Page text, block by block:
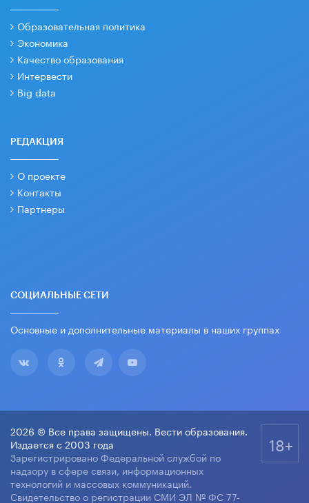
Образовательная политика
Экономика
Качество образования
Интервести
Big data
РЕДАКЦИЯ
О проекте
Контакты
Партнеры
СОЦИАЛЬНЫЕ СЕТИ
Основные и дополнительные материалы в наших группах
2026 © Все права защищены. Вести образования.
Издается с 2003 года
Зарегистрировано Федеральной службой по
надзору в сфере связи, информационных
технологий и массовых коммуникаций.
Свидетельство о регистрации СМИ ЭЛ № ФС 77-
18+